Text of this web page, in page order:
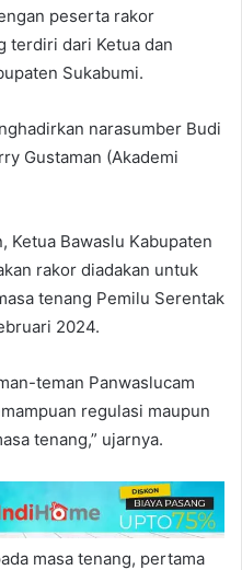
peserta rakor
terdiri dari Ketua dan
Sukabumi.
narasumber Budi
Gustaman (Akademi
Ketua Bawaslu Kabupaten
rakor diadakan untuk
tenang Pemilu Serentak
2024.
teman Panwaslucam
regulasi maupun
tenang,” ujarnya.
masa tenang, pertama